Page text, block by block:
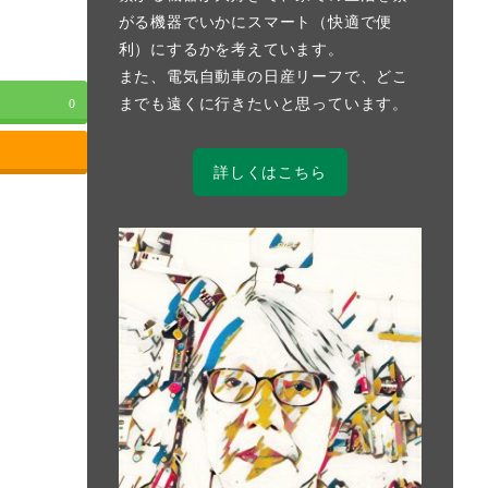
0
がる機器でいかにスマート（快適で便
利）にするかを考えています。
また、電気自動車の日産リーフで、どこ
までも遠くに行きたいと思っています。
詳しくはこちら